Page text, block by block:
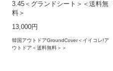
3.45＜グランドシート＞＜送料無
料＞
13,000円
韓国アウトドアGroundCover＜イイコレ!ア
ウトドア＜送料無料＞＞